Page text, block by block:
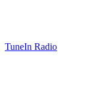
TuneIn Radio